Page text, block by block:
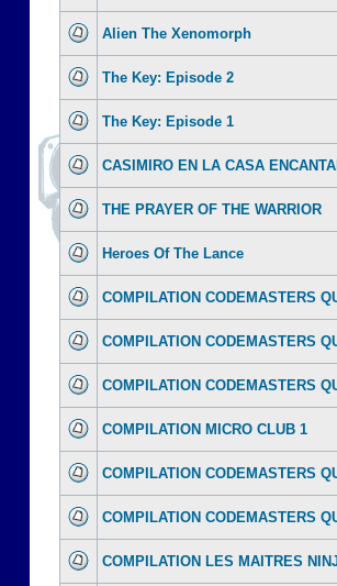
Alien The Xenomorph
The Key: Episode 2
The Key: Episode 1
CASIMIRO EN LA CASA
THE PRAYER OF THE WARRIOR
Heroes Of The Lance
COMPILATION CODEMASTERS
COMPILATION CODEMASTERS
COMPILATION CODEMASTERS
COMPILATION MICRO CLUB 1
COMPILATION CODEMASTERS
COMPILATION CODEMASTERS
COMPILATION LES MAITRES